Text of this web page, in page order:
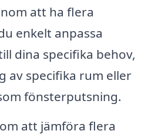
att ha flera
enkelt anpassa
dina specifika behov,
av specifika rum eller
fönsterputsning.
att jämföra flera